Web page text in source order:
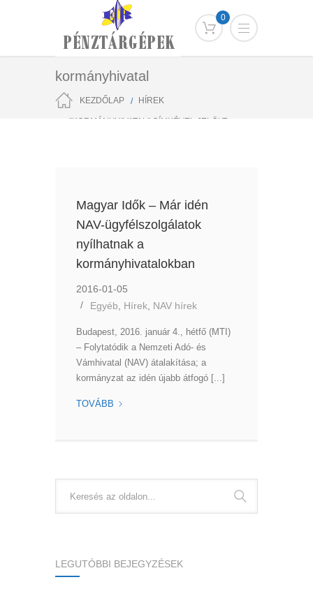
0
kormányhivatal
KEZDŐLAP HÍREK
"KORMÁNYHIVATAL" CÍMKÉVEL JELÖLT
Magyar Idők – Már idén
NAV-ügyfélszolgálatok
nyílhatnak a
kormányhivatalokban
2016-01-05
Egyéb
Hírek NAV hírek
Budapest, 2016. január 4., hétfő (MTI)
– Folytatódik a Nemzeti Adó- és
Vámhivatal (NAV) átalakítása; a
kormányzat az idén újabb átfogó [...]
TOVÁBB
NAV-
ÜGYFÉLSZOLGÁLATOK
NYÍLHATNAK
LEGUTÓBBI BEJEGYZÉSEK